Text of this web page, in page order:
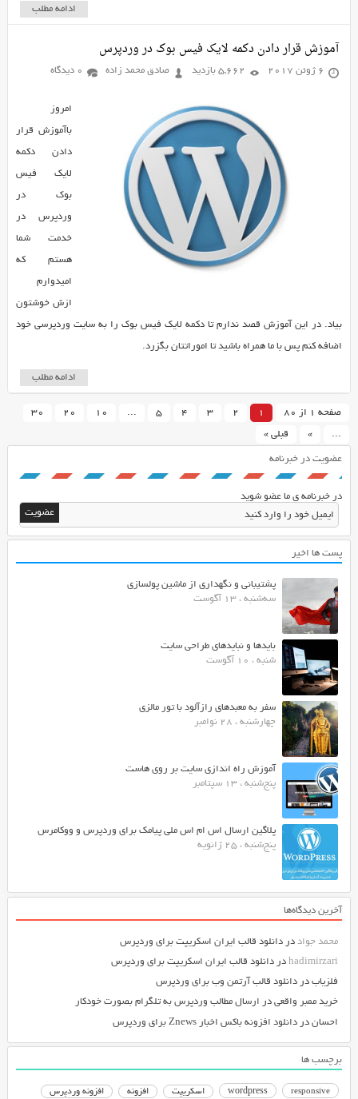
ادامه مطلب
آموزش قرار دادن دکمه لایک فیس بوک در وردپرس
6 ژوئن 2017 5,662 بازدید صادق محمد زاده 0 دیدگاه
امروز
باآموزش قرار
دادن دکمه
لایک فیس
بوک در
وردپرس در
خدمت شما
هستم که
امیدوارم
ازش خوشتون
بیاد. در این آموزش قصد ندارم تا دکمه لایک فیس بوک را به سایت وردپرسی خود
اضافه کنم پس با ما همراه باشید تا اموراتتان بگزرد.
ادامه مطلب
صفحه 1 از 80 1
2
3
4
5
...
10
20
30
...
» قبلی »
عضویت در خبرنامه
در خبرنامه ی ما عضو شوید
پست ها اخیر
پشتیبانی و نگهداری از ماشین پولسازی
سه‌شنبه ، 13 آگوست
بایدها و نبایدهای طراحی سایت
شنبه ، 10 آگوست
سفر به معبدهای رازآلود با تور مالزی
چهارشنبه ، 28 نوامبر
آموزش راه اندازی سایت بر روی هاست
پنج‌شنبه ، 13 سپتامبر
پلاگین ارسال اس ام اس ملی پیامک برای وردپرس و ووکامرس
پنج‌شنبه ، 25 ژانویه
آخرین دیدگاه‌ها
محمد جواددر دانلود قالب ایران اسکریپت برای وردپرس
hadimirzariدر دانلود قالب ایران اسکریپت برای وردپرس
فلزیابدر دانلود قالب آرتمن وب برای وردپرس
خرید ممبر واقعیدر ارسال مطالب وردپرس به تلگرام بصورت خودکار
احساندر دانلود افزونه باکس اخبار Znews برای وردپرس
برچسب ها
responsive
wordpress اسکریپت افزونه افزونه وردپرس